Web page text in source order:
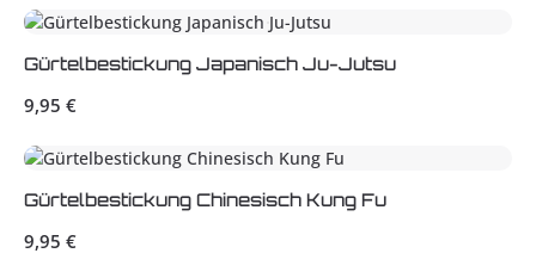
Gürtelbestickung Japanisch Ju-Jutsu
Regulärer Preis:
9,95 €
Gürtelbestickung Chinesisch Kung Fu
Regulärer Preis:
9,95 €